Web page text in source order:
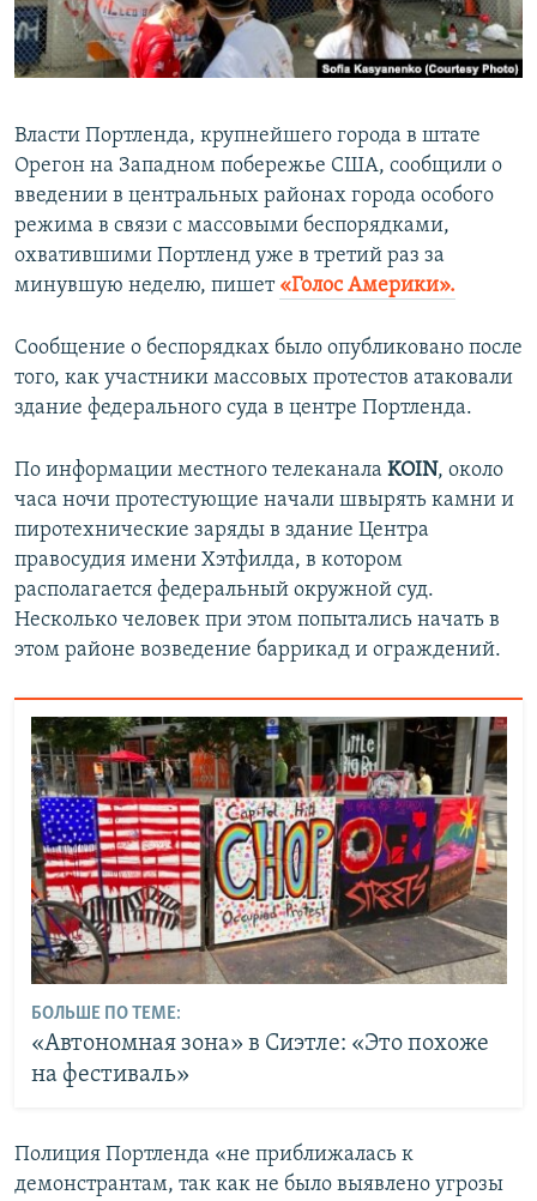
ПОБЕДИТЕЛЕЙ НЕ СУДЯТ?
КРЫМ.НЕПОКОРЕННЫЙ
УКРАИНСКАЯ ПРОБЛЕМА КРЫМА
ПРИСОЕДИНЯЙТЕСЬ!
Власти Портленда, крупнейшего города в штате
Орегон на Западном побережье США, сообщили о
введении в центральных районах города особого
режима в связи с массовыми беспорядками,
охватившими Портленд уже в третий раз за
минувшую неделю, пишет «Голос Америки».
Сообщение о беспорядках было опубликовано после
того, как участники массовых протестов атаковали
здание федерального суда в центре Портленда.
По информации местного телеканала KOIN, около
часа ночи протестующие начали швырять камни и
пиротехнические заряды в здание Центра
правосудия имени Хэтфилда, в котором
располагается федеральный окружной суд.
Несколько человек при этом попытались начать в
этом районе возведение баррикад и ограждений.
БОЛЬШЕ ПО ТЕМЕ:
«Автономная зона» в Сиэтле: «Это похоже
на фестиваль»
Полиция Портленда «не приближалась к
демонстрантам, так как не было выявлено угрозы